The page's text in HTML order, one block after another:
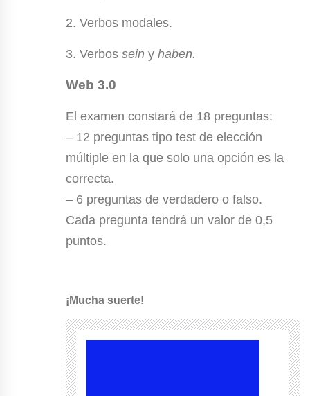
2. Verbos modales.
3. Verbos sein y haben.
Web 3.0
El examen constará de 18 preguntas:
– 12 preguntas tipo test de elección
múltiple en la que solo una opción es la
correcta.
– 6 preguntas de verdadero o falso.
Cada pregunta tendrá un valor de 0,5
puntos.
¡Mucha suerte!